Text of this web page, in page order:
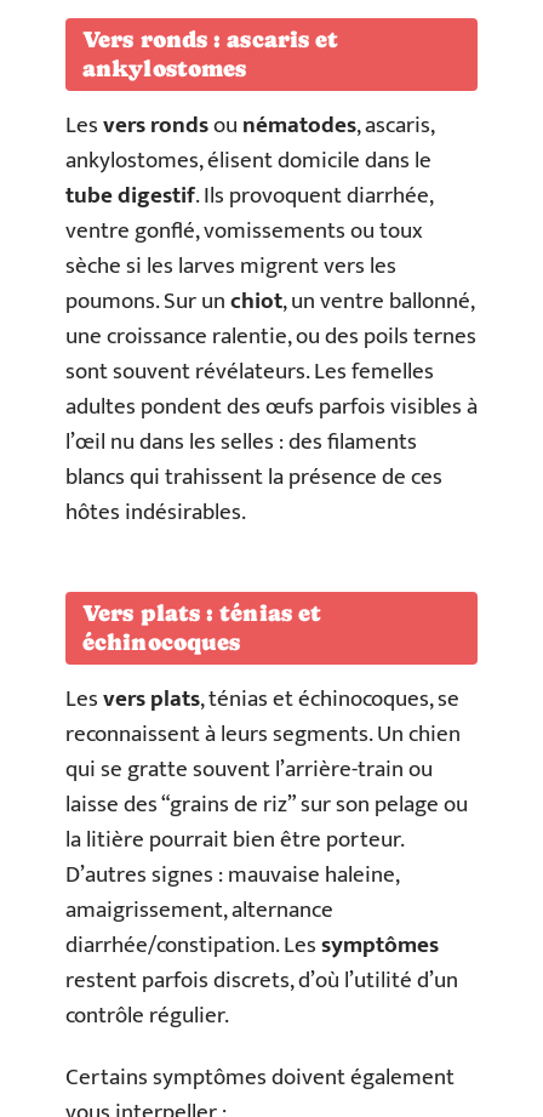
Vers ronds : ascaris et
ankylostomes
Lesvers rondsounématodes, ascaris,
ankylostomes, élisent domicile dans le
tube digestif. Ils provoquent diarrhée,
ventre gonflé, vomissements ou toux
sèche si les larves migrent vers les
poumons. Sur unchiot, un ventre ballonné,
une croissance ralentie, ou des poils ternes
sont souvent révélateurs. Les femelles
adultes pondent des œufs parfois visibles à
l’œil nu dans les selles : des filaments
blancs qui trahissent la présence de ces
hôtes indésirables.
Vers plats : ténias et
échinocoques
Lesvers plats, ténias et échinocoques, se
reconnaissent à leurs segments. Un chien
qui se gratte souvent l’arrière-train ou
laisse des “grains de riz” sur son pelage ou
la litière pourrait bien être porteur.
D’autres signes : mauvaise haleine,
amaigrissement, alternance
diarrhée/constipation. Lessymptômes
restent parfois discrets, d’où l’utilité d’un
contrôle régulier.
Certains symptômes doivent également